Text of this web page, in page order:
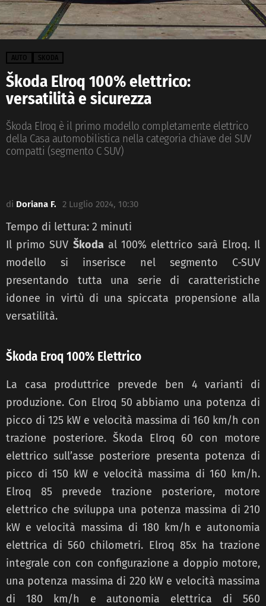
AUTO SKODA
Škoda Elroq 100% elettrico:
versatilità e sicurezza
Škoda Elroq è il primo modello completamente elettrico
della Casa automobilistica nella categoria chiave dei SUV
compatti (segmento C SUV)
di Doriana F. 2 Luglio 2024, 10:30
Tempo di lettura: 2 minuti
Il primo SUV Škodaal 100% elettrico sarà Elroq. Il
modello si inserisce nel segmento C-SUV
presentando tutta una serie di caratteristiche
idonee in virtù di una spiccata propensione alla
versatilità.
Škoda Eroq 100% Elettrico
La casa produttrice prevede ben 4 varianti di
produzione. Con Elroq 50 abbiamo una potenza di
picco di 125 kW e velocità massima di 160 km/h con
trazione posteriore. Škoda Elroq 60 con motore
elettrico sull’asse posteriore presenta potenza di
picco di 150 kW e velocità massima di 160 km/h.
Elroq 85 prevede trazione posteriore, motore
elettrico che sviluppa una potenza massima di 210
kW e velocità massima di 180 km/h e autonomia
elettrica di 560 chilometri. Elroq 85x ha trazione
integrale con con configurazione a doppio motore,
una potenza massima di 220 kW e velocità massima
di 180 km/h e autonomia elettrica di 560